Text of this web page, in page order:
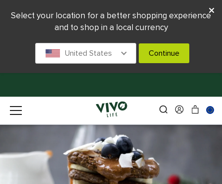
Select your location for a better shopping experience
and to shop in a local currency
United States Continue